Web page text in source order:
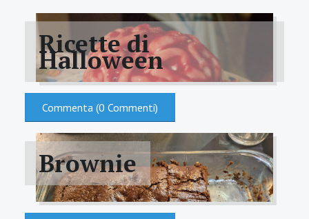
Ricette di
Halloween
TORTA CERVELLO
Commenta (0 Commenti)
Brownie